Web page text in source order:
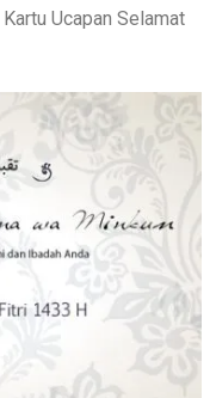
Ucapan Selamat